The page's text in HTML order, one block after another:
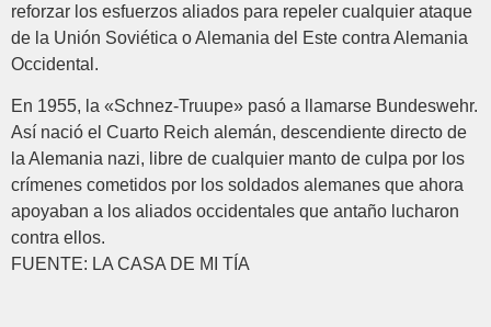
reforzar los esfuerzos aliados para repeler cualquier ataque
de la Unión Soviética o Alemania del Este contra Alemania
Occidental.
En 1955, la «Schnez-Truupe» pasó a llamarse Bundeswehr.
Así nació el Cuarto Reich alemán, descendiente directo de
la Alemania nazi, libre de cualquier manto de culpa por los
crímenes cometidos por los soldados alemanes que ahora
apoyaban a los aliados occidentales que antaño lucharon
contra ellos.
FUENTE: LA CASA DE MI TÍA